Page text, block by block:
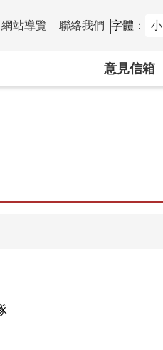
網站導覽 聯絡我們 字體： 小
意見信箱